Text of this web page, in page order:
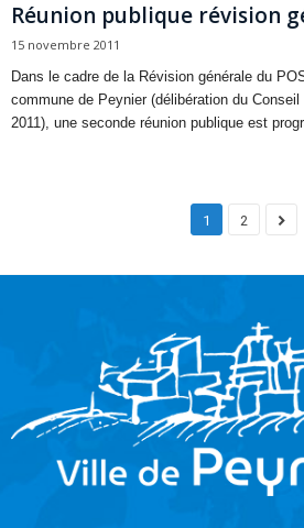
Réunion publique révision
15 novembre 2011
Dans le cadre de la Révision générale du
commune de Peynier (délibération du
2011), une seconde réunion publique est
1 2